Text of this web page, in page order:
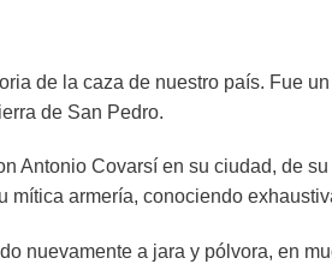
de la caza de nuestro país. Fue
de San Pedro.
Antonio Covarsí en su ciudad, de
mítica armería, conociendo
nuevamente a jara y pólvora, en